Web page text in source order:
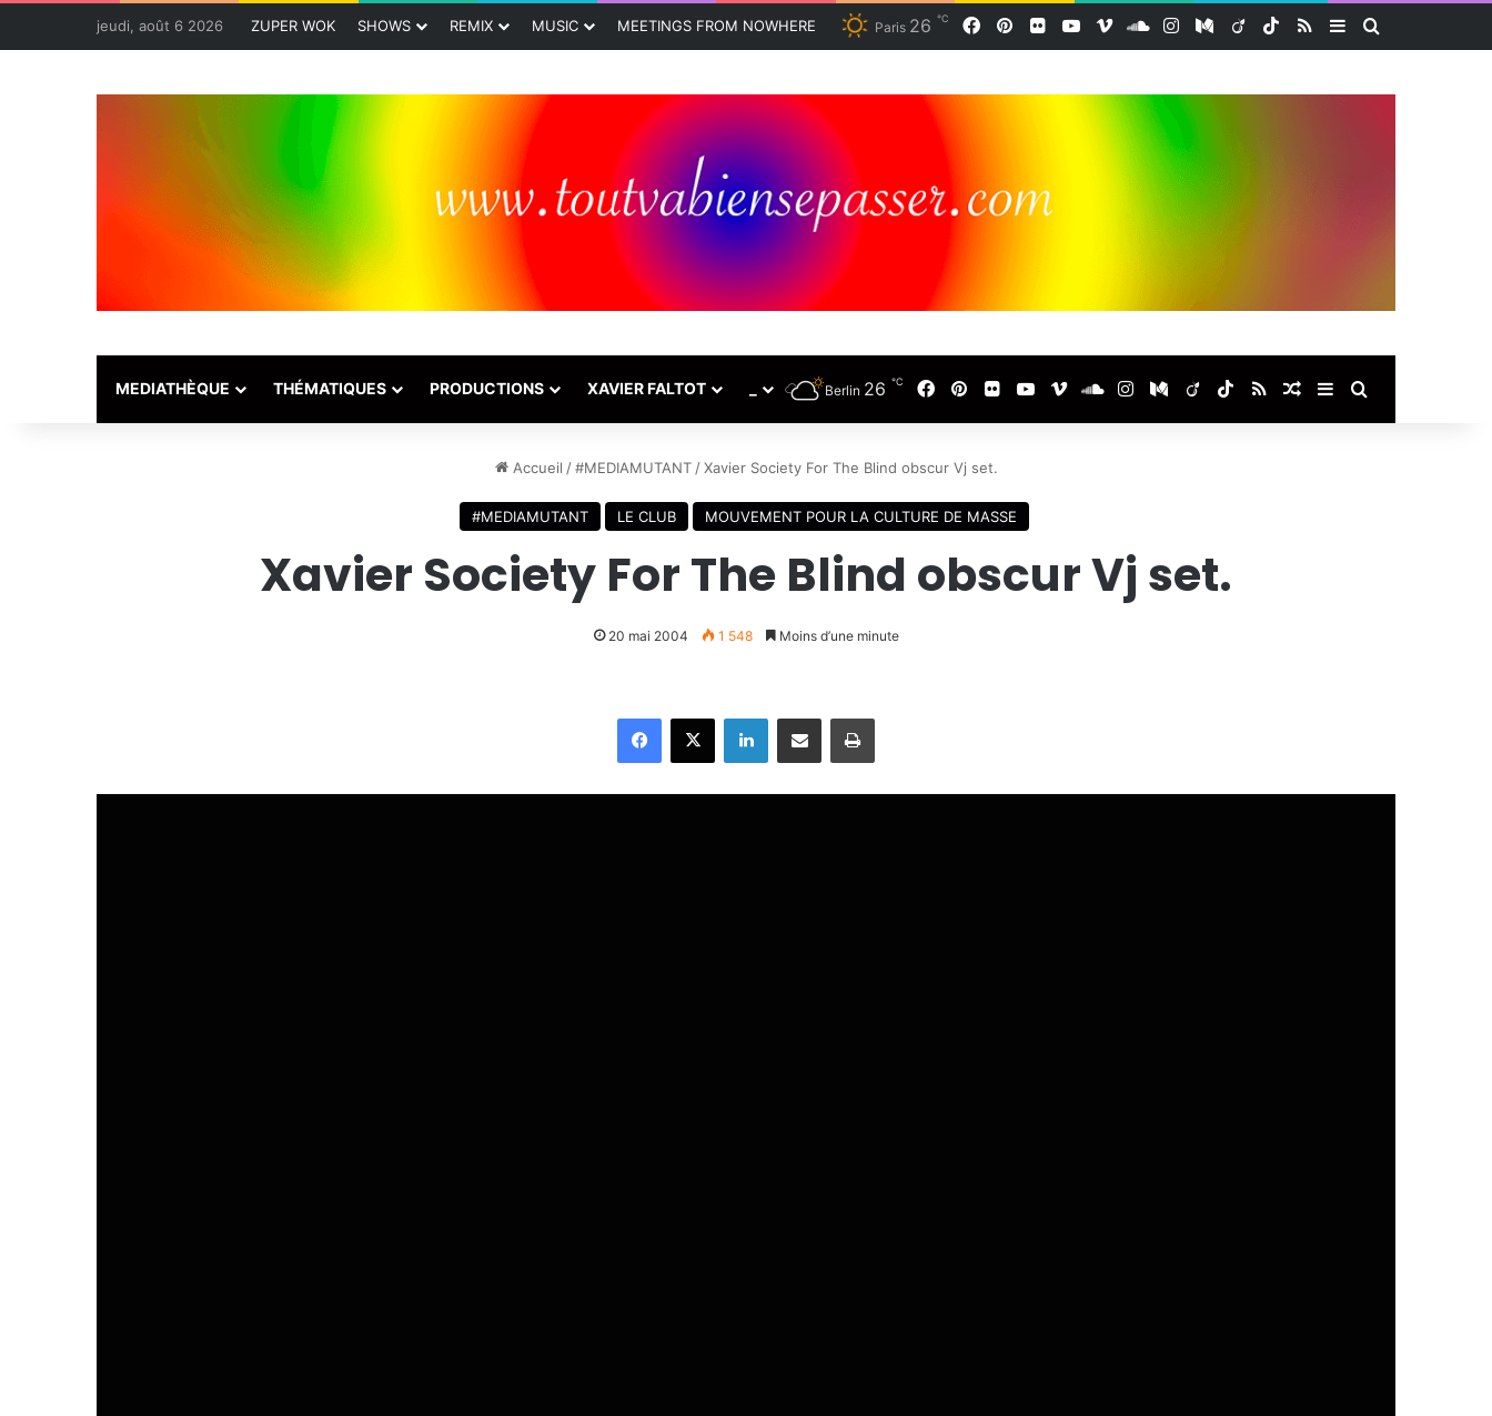
jeudi, août 6 2026 ZUPER WOK SHOWS REMIX MUSIC MEETINGS FROM NOWHERE Paris 26 ℃ Facebook
Pinterest
FlickrYouTube
VimeoSoundCloud
Instagram
Medium
ViadeoTikTok
RSSSidebar (barre
MEDIATHÈQUE THÉMATIQUES PRODUCTIONS XAVIER FALTOT Berlin 26 ℃ Facebook
Pinterest
FlickrYouTube
VimeoSoundCloud
Instagram
Medium
ViadeoTikTok
RSSArticle Aléatoire
Sidebar (barre
Accueil / #MEDIAMUTANT / Xavier Society For The Blind obscur Vj set.
#MEDIAMUTANT LE CLUB MOUVEMENT POUR LA CULTURE DE MASSE
Xavier Society For The Blind obscur Vj set.
20 mai 2004 1 548 Moins d’une minute
Facebook
X LinkedinPartager par email Imprimer